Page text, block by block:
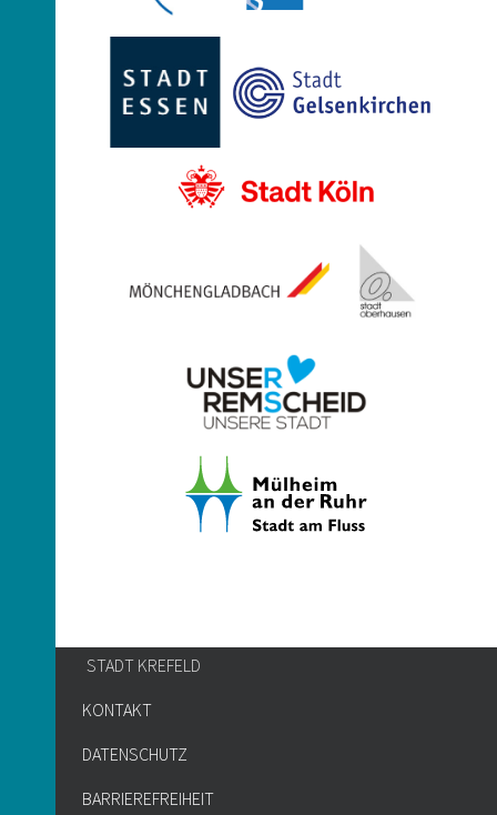
STADT KREFELD
KONTAKT
DATENSCHUTZ
BARRIEREFREIHEIT